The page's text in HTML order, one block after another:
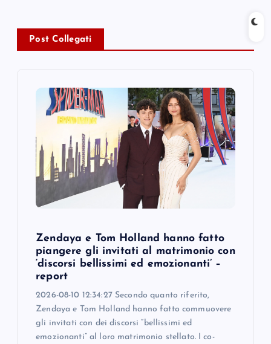
a
v
Post Collegati
Zendaya e Tom Holland hanno fatto
piangere gli invitati al matrimonio con
‘discorsi bellissimi ed emozionanti’ –
report
2026-08-10 12:34:27 Secondo quanto riferito,
Zendaya e Tom Holland hanno fatto commuovere
gli invitati con dei discorsi “bellissimi ed
emozionanti” al loro matrimonio stellato. I co-